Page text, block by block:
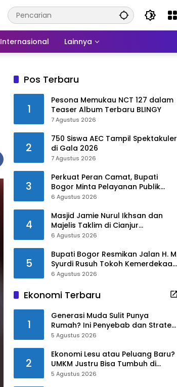
Internasional Lainnya
Pos Terbaru
1
Pesona Memukau NCT 127 dalam
Teaser Album Terbaru BLINGY
7 Agustus 2026
2
750 Siswa AEC Tampil Spektakuler
di Gala 2026
7 Agustus 2026
3
Perkuat Peran Camat, Bupati
Bogor Minta Pelayanan Publik
Lebih Cepat dan Responsif
6 Agustus 2026
4
Masjid Jamie Nurul Ikhsan dan
Majelis Taklim di Cianjur
Kebakaran
6 Agustus 2026
5
Bupati Bogor Resmikan Jalan H.
Syurdi Rusuh Tokoh Kemerdekaan
Asal Jonggol
6 Agustus 2026
Ekonomi Terbaru
1
Generasi Muda Sulit Punya
Rumah? Ini Penyebab dan Strategi
Mengatasinya
5 Agustus 2026
2
Ekonomi Lesu atau Peluang Baru?
UMKM Justru Bisa Tumbuh di
Tengah Ketidakpastian
5 Agustus 2026